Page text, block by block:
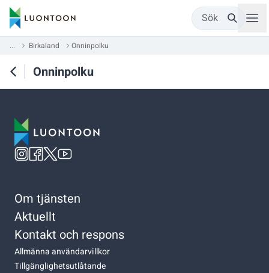
Sök
... Birkaland Onninpolku
Onninpolku
Om tjänsten
Aktuellt
Kontakt och respons
Allmänna användarvillkor
Tillgänglighetsutlåtande